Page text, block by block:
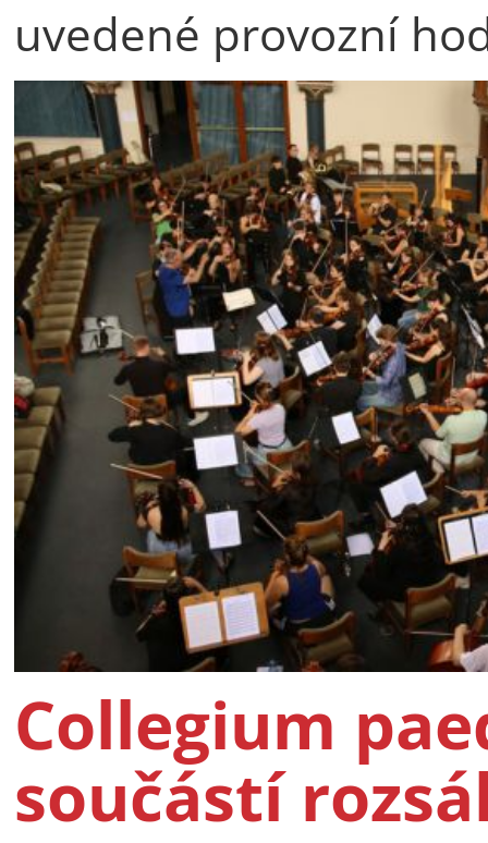
uvedené provozní
Collegium
součástí